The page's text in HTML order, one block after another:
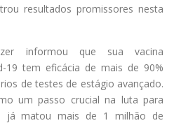
resultados promissores nesta
informou que sua vacina
19 tem eficácia de mais de 90%
de testes de estágio avançado.
um passo crucial na luta para
já matou mais de 1 milhão de